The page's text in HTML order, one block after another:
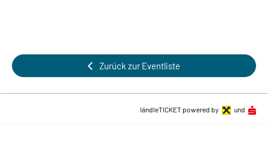
Zurück zur Eventliste
ländleTICKET powered by und